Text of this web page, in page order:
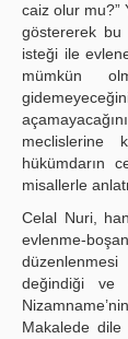
caiz olur mu?”
göstererek bu
isteği ile
mümkün
meclislerine
hükümdarın
misallerle
Celal Nuri,
evlenme-
değindiği ve
Makalede dile